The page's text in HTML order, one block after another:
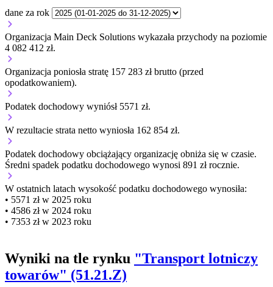
dane za rok
Organizacja Main Deck Solutions wykazała przychody na poziomie
4 082 412 zł.
Organizacja poniosła stratę 157 283 zł brutto (przed
opodatkowaniem).
Podatek dochodowy wyniósł 5571 zł.
W rezultacie strata netto wyniosła 162 854 zł.
Podatek dochodowy obciążający organizację obniża się w czasie.
Średni spadek podatku dochodowego wynosi 891 zł rocznie.
W ostatnich latach wysokość podatku dochodowego wynosiła:
• 5571 zł w 2025 roku
• 4586 zł w 2024 roku
• 7353 zł w 2023 roku
Wyniki na tle rynku "Transport lotniczy
towarów" (51.21.Z)